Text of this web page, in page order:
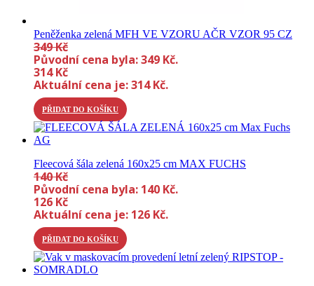
Peněženka zelená MFH VE VZORU AČR VZOR 95 CZ
349Kč
Původní cena byla: 349 Kč.
314Kč
Aktuální cena je: 314 Kč.
PŘIDAT DO KOŠÍKU
Fleecová šála zelená 160x25 cm MAX FUCHS
140Kč
Původní cena byla: 140 Kč.
126 Kč
Aktuální cena je: 126 Kč.
PŘIDAT DO KOŠÍKU